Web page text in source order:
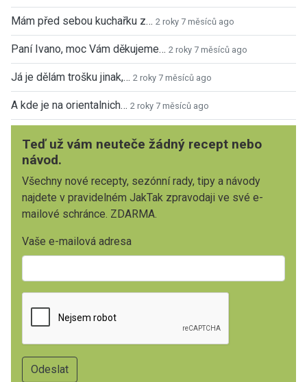
Mám před sebou kuchařku z… 2 roky 7 měsíců ago
Paní Ivano, moc Vám děkujeme… 2 roky 7 měsíců ago
Já je dělám trošku jinak,… 2 roky 7 měsíců ago
A kde je na orientalnich… 2 roky 7 měsíců ago
Teď už vám neuteče žádný recept nebo
návod.
Všechny nové recepty, sezónní rady, tipy a návody
najdete v pravidelném JakTak zpravodaji ve své e-
mailové schránce. ZDARMA.
Vaše e-mailová adresa